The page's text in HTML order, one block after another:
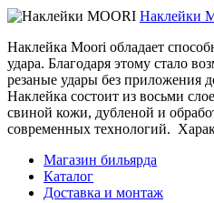
Наклейки
Наклейка Moori обладает
удара. Благодаря этому стало
резаные удары без приложения
Наклейка состоит из восьми
свиной кожи, дубленой и
современных технологий.
Магазин бильярда
Каталог
Доставка и монтаж